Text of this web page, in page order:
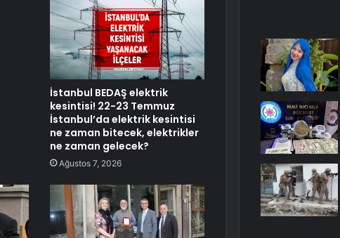
İstanbul BEDAŞ elektrik
kesintisi! 22-23 Temmuz
İstanbul’da elektrik kesintisi
ne zaman bitecek, elektrikler
ne zaman gelecek?
Ağustos 7, 2026